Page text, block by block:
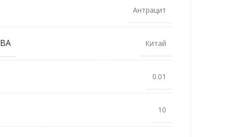
Антрацит
Китай
0.01
10